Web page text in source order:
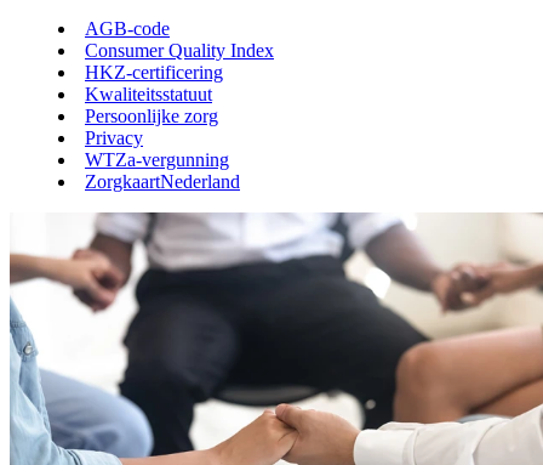
AGB-code
Consumer Quality Index
HKZ-certificering
Kwaliteitsstatuut
Persoonlijke zorg
Privacy
WTZa-vergunning
ZorgkaartNederland